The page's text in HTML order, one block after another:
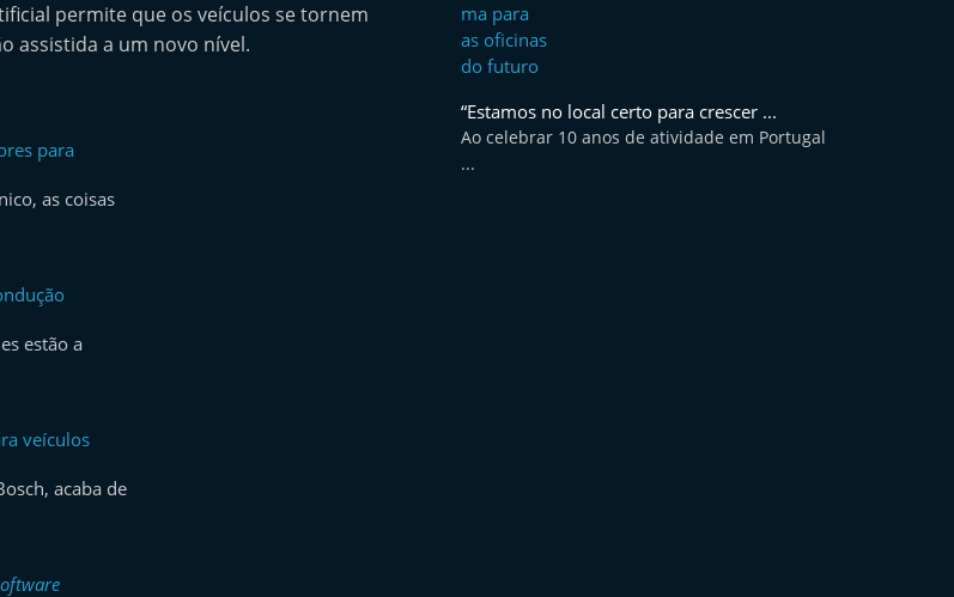
permite que os veículos se tornem
assistida a um novo nível.
para
as coisas
estão a
veículos
acaba de
“Estamos no local certo para crescer ...
Ao celebrar 10 anos de atividade em Portugal
...